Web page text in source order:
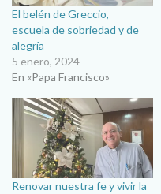
El belén de Greccio,
escuela de sobriedad y de
alegría
5 enero, 2024
En «Papa Francisco»
Renovar nuestra fe y vivir la